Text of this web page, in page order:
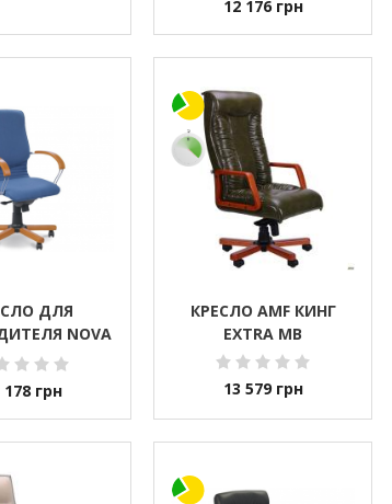
12 176 грн
ДЛЯ
NOVA
CHROME LB
178 грн
КРЕСЛО AMF КИНГ
EXTRA MB
13 579 грн